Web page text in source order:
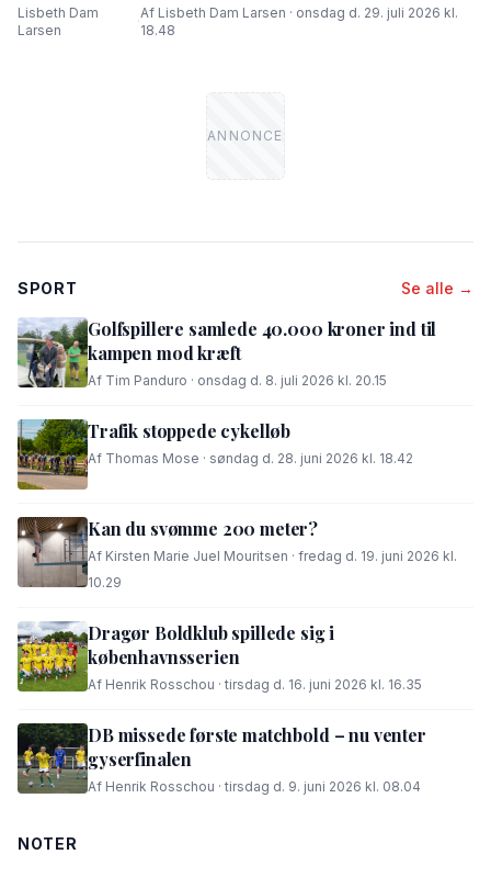
borgerforslag.
Lisbeth Dam
Larsen
·
Af Lisbeth Dam Larsen · onsdag d. 29. juli 2026 kl.
18.48
SPORT Se alle →
Golfspillere samlede 40.000 kroner ind til
kampen mod kræft
Af Tim Panduro · onsdag d. 8. juli 2026 kl. 20.15
Trafik stoppede cykelløb
Af Thomas Mose · søndag d. 28. juni 2026 kl. 18.42
Kan du svømme 200 meter?
Af Kirsten Marie Juel Mouritsen · fredag d. 19. juni 2026 kl.
10.29
Dragør Boldklub spillede sig i
københavnsserien
Af Henrik Rosschou · tirsdag d. 16. juni 2026 kl. 16.35
DB missede første matchbold – nu venter
gyserfinalen
Af Henrik Rosschou · tirsdag d. 9. juni 2026 kl. 08.04
NOTER